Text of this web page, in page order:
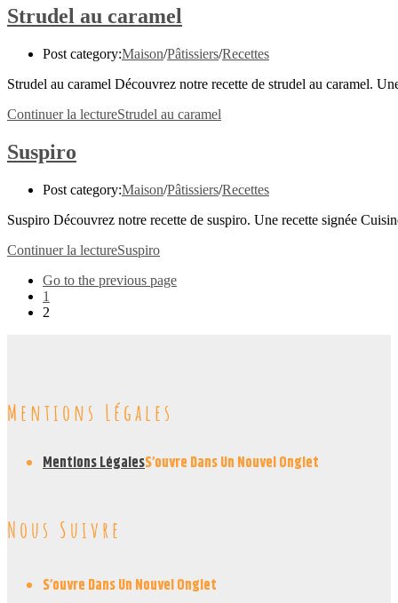
Strudel au caramel
Post category:Maison/Pâtissiers/Recettes
Strudel au caramel Découvrez notre recette de strudel au caramel.
Continuer la lectureStrudel au caramel
Suspiro
Post category:Maison/Pâtissiers/Recettes
Suspiro Découvrez notre recette de suspiro. Une recette signée
Continuer la lectureSuspiro
Go to the previous page
1
2
Mentions Légales
Mentions LégalesS’ouvre Dans Un Nouvel Onglet
Nous Suivre
S’ouvre Dans Un Nouvel Onglet